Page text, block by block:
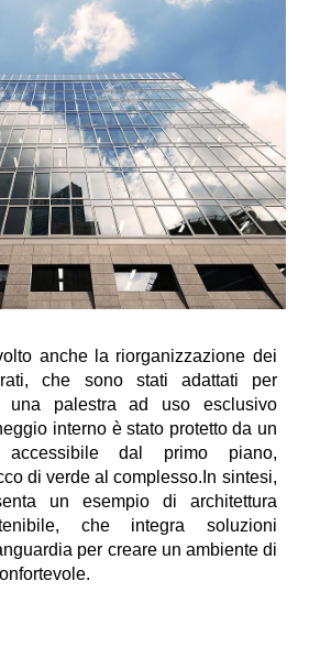
anche la riorganizzazione dei
che sono stati adattati per
una palestra ad uso esclusivo
interno è stato protetto da un
accessibile dal primo piano,
di verde al complesso.In sintesi,
un esempio di architettura
che integra soluzioni
per creare un ambiente di